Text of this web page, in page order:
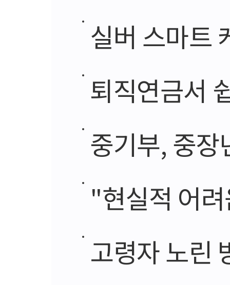
실버 스마트
퇴직연금서
중기부, 중장
"현실적 어
고령자 노린